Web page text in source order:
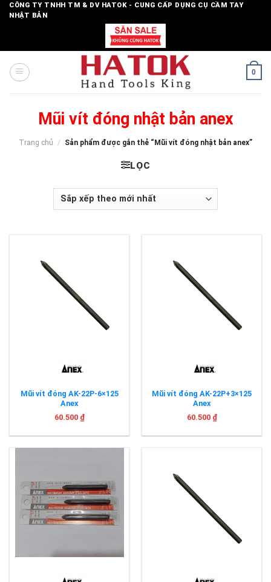
SkipCÔNG TY TNHH TM & DV HATOK - CUNG CẤP DỤNG CỤ CẦM TAY
NHẬT BẢN
0
Mũi vít đóng nhật bản anex
Trang chủ / Sản phẩm được gắn thẻ “Mũi vít đóng nhật bản anex”
LỌC
Mũi vít đóng AK-22P-6×125
Anex
60.500 ₫
Mũi vít đóng AK-22P+3×125
Anex
60.500 ₫